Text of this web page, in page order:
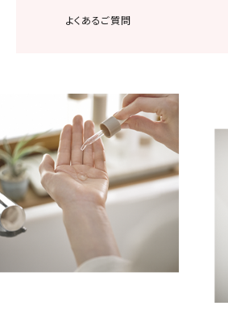
よくあるご質問